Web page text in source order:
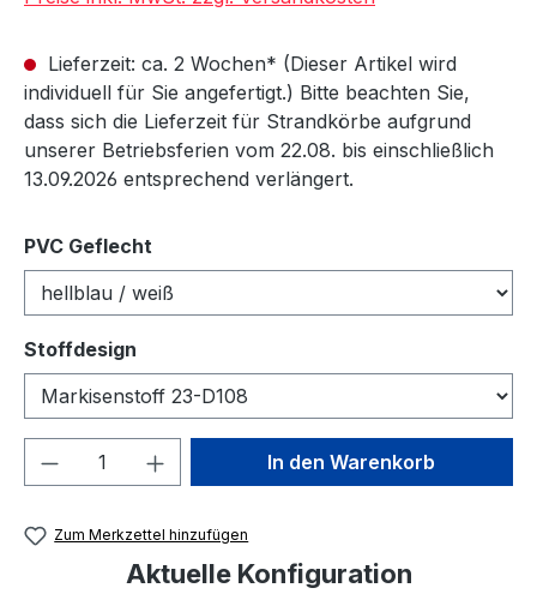
Lieferzeit: ca. 2 Wochen* (Dieser Artikel wird
individuell für Sie angefertigt.) Bitte beachten Sie,
dass sich die Lieferzeit für Strandkörbe aufgrund
unserer Betriebsferien vom 22.08. bis einschließlich
13.09.2026 entsprechend verlängert.
PVC Geflecht
Stoffdesign
Produkt Anzahl: Gib denIn den Warenkorb
Zum Merkzettel hinzufügen
Aktuelle Konfiguration